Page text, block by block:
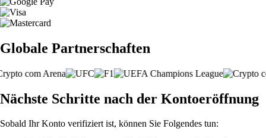
Globale Partnerschaften
Nächste Schritte nach der Kontoeröffnung
Sobald Ihr Konto verifiziert ist, können Sie Folgendes tun: